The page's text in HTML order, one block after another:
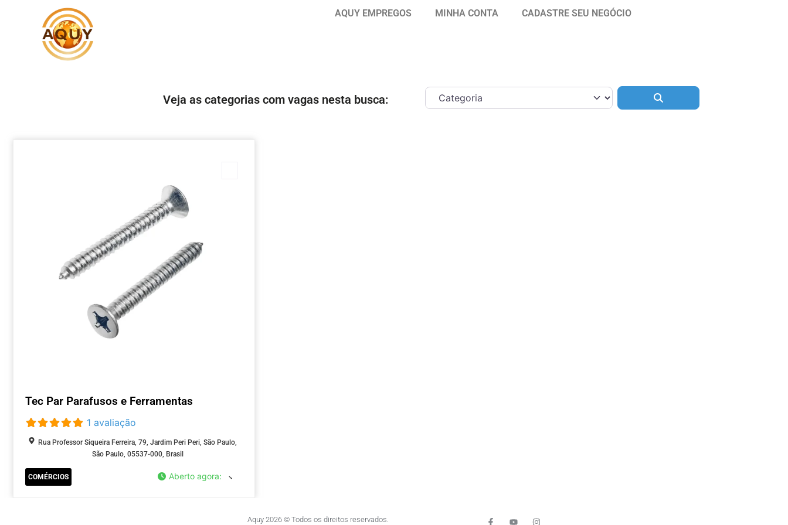
AQUY EMPREGOS MINHA CONTA CADASTRE SEU NEGÓCIO
Veja as categorias com vagas nesta busca:
Tec Par Parafusos e Ferramentas
1 avaliação
Rua Professor Siqueira Ferreira, 79, Jardim Peri Peri, São Paulo,
São Paulo, 05537-000, Brasil
COMÉRCIOS Aberto agora:
Aquy 2026 © Todos os direitos reservados.